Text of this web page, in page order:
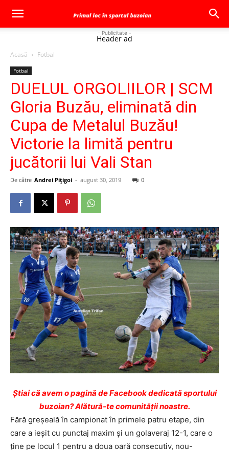
- Publicitate -
Header ad
Acasă Fotbal
Fotbal
DUELUL ORGOLIILOR | SCM
Gloria Buzău, eliminată din
Cupa de Metalul Buzău!
Victorie la limită pentru
jucătorii lui Vali Stan
De către Andrei Pițigoi - august 30, 2019 0
Ştiai că avem o pagină de Facebook dedicată sportului
buzoian? Alătură-te comunității noastre.
Fără greşeală în campionat în primele patru etape, din
care a ieşit cu punctaj maxim şi un golaveraj 12-1, care o
ţine pe locul 1 pentru a doua oară consecutiv, nou-